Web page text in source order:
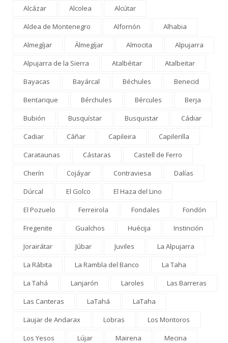
Alcázar Alcolea
Alcútar
Aldea de Montenegro
Alfornón
Alhabia
Almegíjar
Álmegíjar Almocita
Alpujarra
Alpujarra de la Sierra
Atalbéitar
Atalbeitar
Bayacas
Bayárcal Béchules
Benecid
Bentarique
Bérchules Bércules
Berja
Bubión
Busquístar Busquistar
Cádiar
Cadiar
Cáñar Capileira
Capilerilla
Carataunas
Cástaras
Castell de Ferro
Cherín
Cojáyar Contraviesa
Dalías
Dúrcal
El Golco
El Haza del Lino
El Pozuelo
Ferreirola Fondales
Fondón
Fregenite
Gualchos Huécija
Instinción
Jorairátar
Júbar Juviles
La Alpujarra
La Rábita
La Rambla del Banco
La Taha
La Tahá
Lanjarón Laroles
Las Barreras
Las Canteras
LaTahá
LaTaha
Laujar de Andarax
Lobras
Los Montoros
Los Yesos
Lújar Mairena
Mecina